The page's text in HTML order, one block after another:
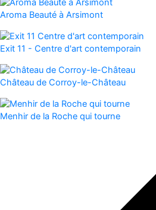
Aroma Beauté à Arsimont
Exit 11 - Centre d'art contemporain
Château de Corroy-le-Château
Menhir de la Roche qui tourne